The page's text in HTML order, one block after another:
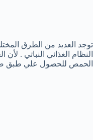
توجد العديد من الطرق
النظام الغذائي النباتي .
الحمص للحصول علي طبق